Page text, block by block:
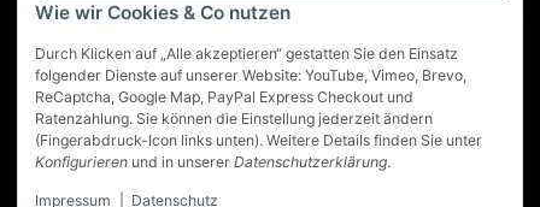
Wie wir Cookies & Co nutzen
Durch Klicken auf „Alle akzeptieren“ gestatten Sie den Einsatz
folgender Dienste auf unserer Website: YouTube, Vimeo, Brevo,
ReCaptcha, Google Map, PayPal Express Checkout und
Ratenzahlung. Sie können die Einstellung jederzeit ändern
(Fingerabdruck-Icon links unten). Weitere Details finden Sie unter
Konfigurieren und in unserer Datenschutzerklärung.
Impressum Datenschutz
Service
Vertrag widerrufen
* Alle Preise inkl. gesetzlicher USt., zzgl. Versand
© Best-Nutrition GmbH